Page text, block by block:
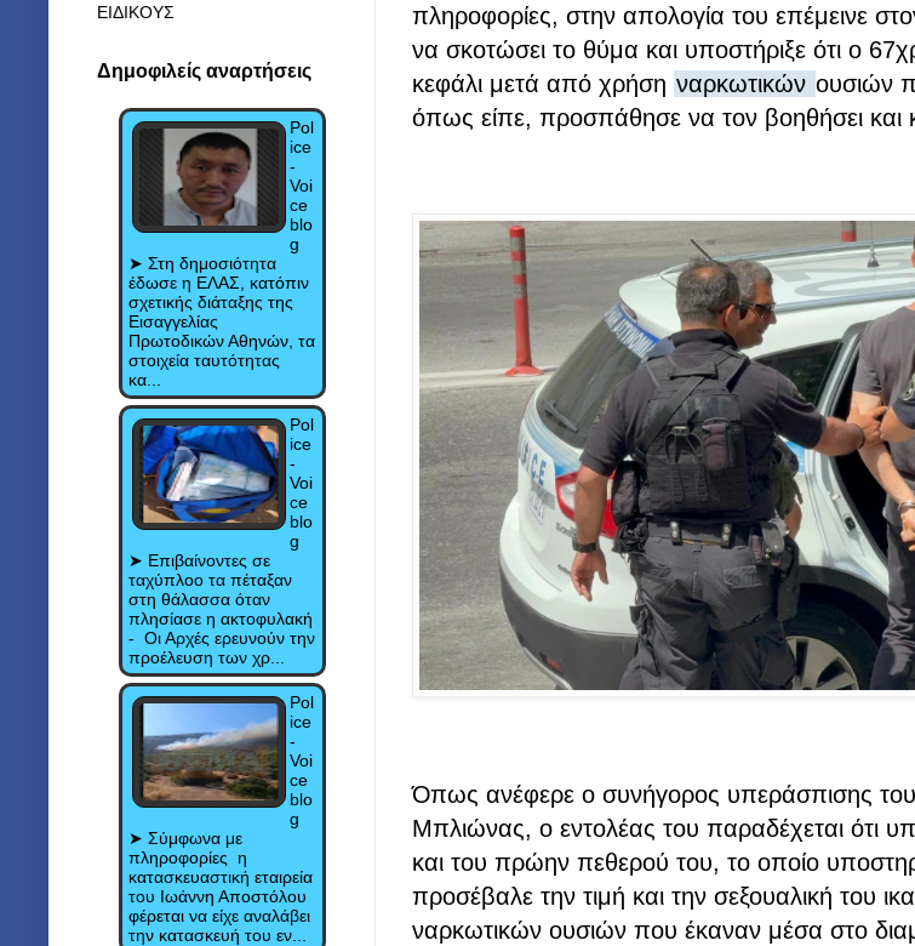
πληροφορίες, στην απολογία του επέμεινε
να σκοτώσει το θύμα και υποστήριξε ότι ο
κεφάλι μετά από χρήση ναρκωτικών ουσιών
όπως είπε, προσπάθησε να τον βοηθήσει
Όπως ανέφερε ο συνήγορος υπεράσπισης
Μπλιώνας, ο εντολέας του παραδέχεται ότι
και του πρώην πεθερού του, το οποίο
προσέβαλε την τιμή και την σεξουαλική του
ναρκωτικών ουσιών που έκαναν μέσα στο
ΕΙΔΙΚΟΥΣ
Δημοφιλείς αναρτήσεις
Pol
ice
-
Voi
ce
blo
g
➤ Στη δημοσιότητα
έδωσε η ΕΛΑΣ, κατόπιν
σχετικής διάταξης της
Εισαγγελίας
Πρωτοδικών Αθηνών, τα
στοιχεία ταυτότητας
κα...
Pol
ice
-
Voi
ce
blo
g
➤ Eπιβαίνοντες σε
ταχύπλοο τα πέταξαν
στη θάλασσα όταν
πλησίασε η ακτοφυλακή
- Οι Αρχές ερευνούν την
προέλευση των χρ...
Pol
ice
-
Voi
ce
blo
g
➤ Σύμφωνα με
πληροφορίες η
κατασκευαστική εταιρεία
του Ιωάννη Αποστόλου
φέρεται να είχε αναλάβει
την κατασκευή του εν...